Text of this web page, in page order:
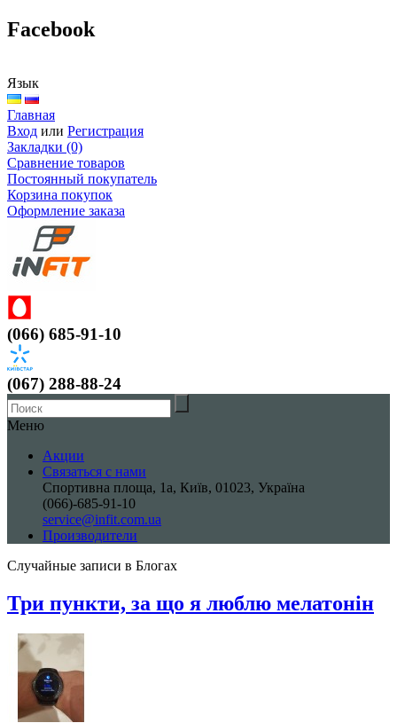
Facebook
Язык
Главная
Вход или Регистрация
Закладки (0)
Сравнение товаров
Постоянный покупатель
Корзина покупок
Оформление заказа
(066) 685-91-10
(067) 288-88-24
Меню
Акции
Связаться с нами
Спортивна площа, 1a, Київ, 01023, Україна
(066)-685-91-10
service@infit.com.ua
Производители
Случайные записи в Блогах
Три пункти, за що я люблю мелатонін